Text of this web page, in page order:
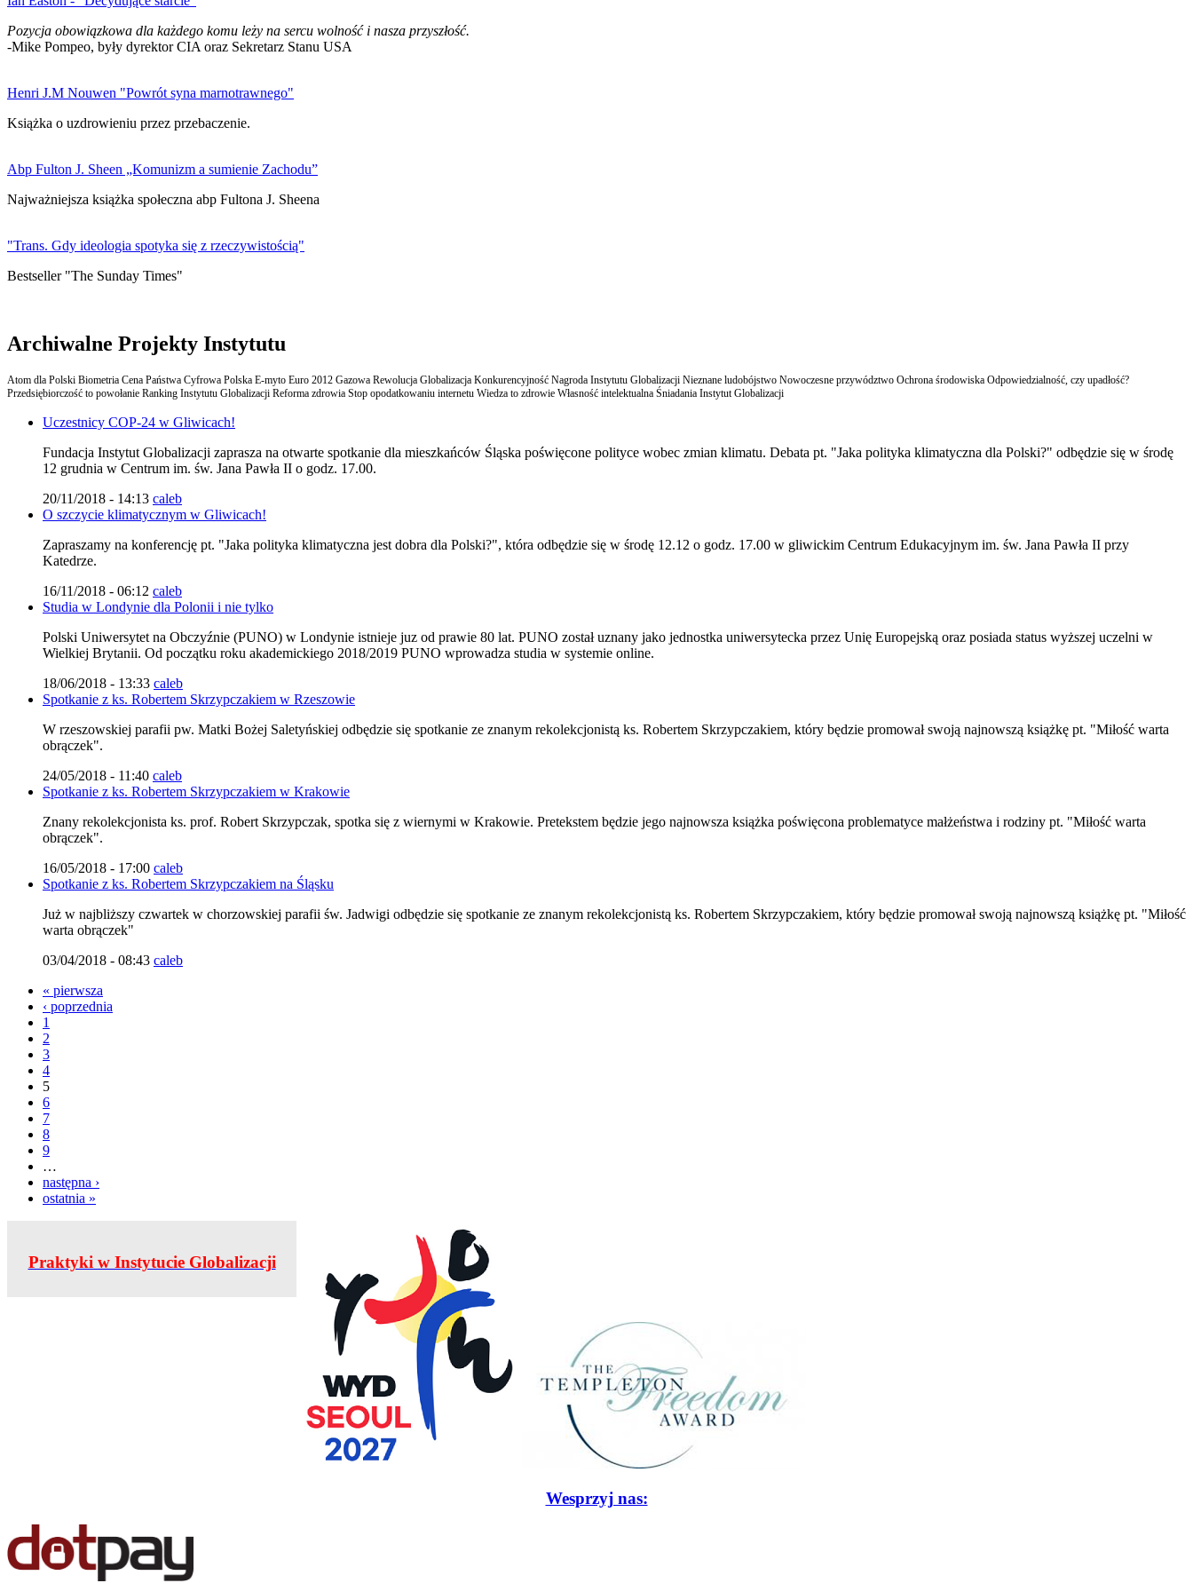
Pozycja obowiązkowa dla każdego komu leży na sercu wolność i nasza przyszłość.
-Mike Pompeo, były dyrektor CIA oraz Sekretarz Stanu USA
Henri J.M Nouwen "Powrót syna marnotrawnego"
Książka o uzdrowieniu przez przebaczenie.
Abp Fulton J. Sheen „Komunizm a sumienie Zachodu”
Najważniejsza książka społeczna abp Fultona J. Sheena
"Trans. Gdy ideologia spotyka się z rzeczywistością"
Bestseller "The Sunday Times"
Archiwalne Projekty Instytutu
Atom dla Polski Biometria Cena Państwa Cyfrowa Polska E-myto Euro 2012 Gazowa Rewolucja Globalizacja Konkurencyjność Nagroda Instytutu Globalizacji Nieznane ludobójstwo Nowoczesne przywództwo Ochrona środowiska Odpowiedzialność, czy upadłość?
Przedsiębiorczość to powołanie Ranking Instytutu Globalizacji Reforma zdrowia Stop opodatkowaniu internetu Wiedza to zdrowie Własność intelektualna Śniadania Instytut Globalizacji
Uczestnicy COP-24 w Gliwicach!
Fundacja Instytut Globalizacji zaprasza na otwarte spotkanie dla mieszkańców Śląska poświęcone polityce wobec zmian klimatu. Debata pt. "Jaka polityka klimatyczna dla Polski?" odbędzie się w środę
12 grudnia w Centrum im. św. Jana Pawła II o godz. 17.00.
20/11/2018 - 14:13 caleb
O szczycie klimatycznym w Gliwicach!
Zapraszamy na konferencję pt. "Jaka polityka klimatyczna jest dobra dla Polski?", która odbędzie się w środę 12.12 o godz. 17.00 w gliwickim Centrum Edukacyjnym im. św. Jana Pawła II przy
Katedrze.
16/11/2018 - 06:12 caleb
Studia w Londynie dla Polonii i nie tylko
Polski Uniwersytet na Obczyźnie (PUNO) w Londynie istnieje juz od prawie 80 lat. PUNO został uznany jako jednostka uniwersytecka przez Unię Europejską oraz posiada status wyższej uczelni w
Wielkiej Brytanii. Od początku roku akademickiego 2018/2019 PUNO wprowadza studia w systemie online.
18/06/2018 - 13:33 caleb
Spotkanie z ks. Robertem Skrzypczakiem w Rzeszowie
W rzeszowskiej parafii pw. Matki Bożej Saletyńskiej odbędzie się spotkanie ze znanym rekolekcjonistą ks. Robertem Skrzypczakiem, który będzie promował swoją najnowszą książkę pt. "Miłość warta
obrączek".
24/05/2018 - 11:40 caleb
Spotkanie z ks. Robertem Skrzypczakiem w Krakowie
Znany rekolekcjonista ks. prof. Robert Skrzypczak, spotka się z wiernymi w Krakowie. Pretekstem będzie jego najnowsza książka poświęcona problematyce małżeństwa i rodziny pt. "Miłość warta
obrączek".
16/05/2018 - 17:00 caleb
Spotkanie z ks. Robertem Skrzypczakiem na Śląsku
Już w najbliższy czwartek w chorzowskiej parafii św. Jadwigi odbędzie się spotkanie ze znanym rekolekcjonistą ks. Robertem Skrzypczakiem, który będzie promował swoją najnowszą książkę pt. "Miłość
warta obrączek"
03/04/2018 - 08:43 caleb
« pierwsza
‹ poprzednia
1
2
3
4
5
6
7
8
9
…
następna ›
ostatnia »
Praktyki w Instytucie Globalizacji
Wesprzyj nas: